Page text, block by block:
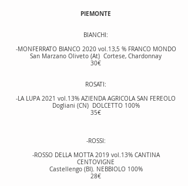
PIEMONTE
BIANCHI:
-MONFERRATO BIANCO 2020 vol.13,5 % FRANCO MONDO
San Marzano Oliveto (At) Cortese, Chardonnay
30€
ROSATI:
-LA LUPA 2021 vol.13% AZIENDA AGRICOLA SAN FEREOLO
Dogliani (CN) DOLCETTO 100%
35€
-ROSSI:
-ROSSO DELLA MOTTA 2019 vol.13% CANTINA
CENTOVIGNE
Castellengo (BI). NEBBIOLO 100%
28€